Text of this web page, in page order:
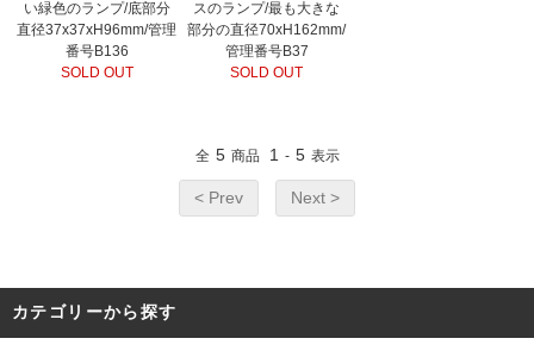
い緑色のランプ/底部分
直径37x37xH96mm/管理
番号B136
SOLD OUT
スのランプ/最も大きな
部分の直径70xH162mm/
管理番号B37
SOLD OUT
全 5 商品 1 - 5 表示
< Prev Next >
カテゴリーから探す